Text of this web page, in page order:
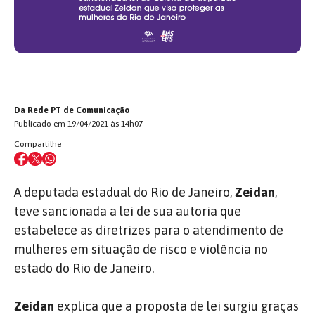
Da Rede PT de Comunicação
Publicado em 19/04/2021 às 14h07
Compartilhe
A deputada estadual do Rio de Janeiro,Zeidan,
teve sancionada a lei de sua autoria que
estabelece as diretrizes para o atendimento de
mulheres em situação de risco e violência no
estado do Rio de Janeiro.
Zeidan explica que a proposta de lei surgiu graças